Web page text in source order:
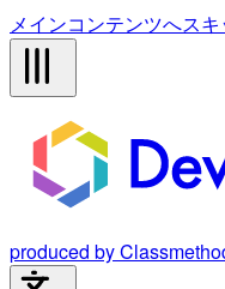
メインコンテンツへス
produced by